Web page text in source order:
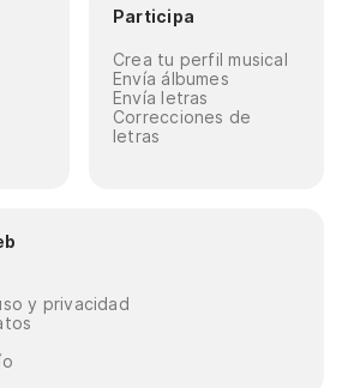
Participa
Crea tu perfil musical
Envía álbumes
Envía letras
Correcciones de
letras
y privacidad